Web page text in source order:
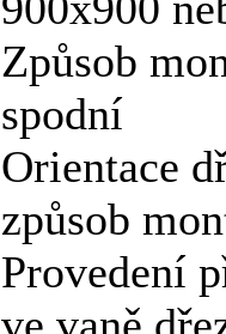
Způsob
spodní
Orientace
způsob
Provedení